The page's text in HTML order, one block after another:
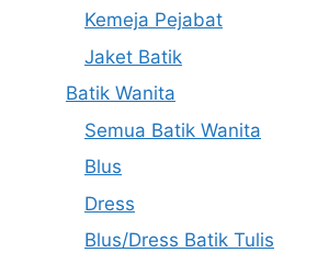
Kemeja Pejabat
Jaket Batik
Batik Wanita
Semua Batik Wanita
Blus
Dress
Blus/Dress Batik Tulis